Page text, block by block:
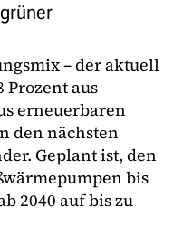
– der aktuell
Prozent aus
erneuerbaren
den nächsten
Geplant ist, den
bis
2040 auf bis zu